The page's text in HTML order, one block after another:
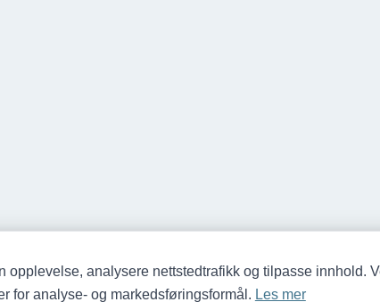
opplevelse, analysere nettstedtrafikk og tilpasse innhold.
for analyse- og markedsføringsformål. Les mer